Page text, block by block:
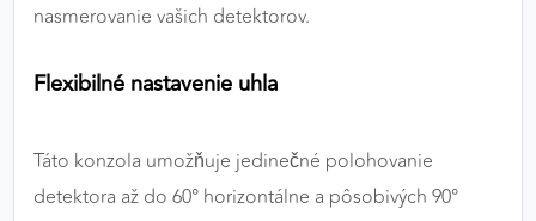
nasmerovanie vašich detektorov.
Flexibilné nastavenie uhla
Táto konzola umožňuje jedinečné polohovanie
detektora až do 60° horizontálne a pôsobivých 90°
našom webe aj v reklamných sieťach tretích strán.
Google Ads